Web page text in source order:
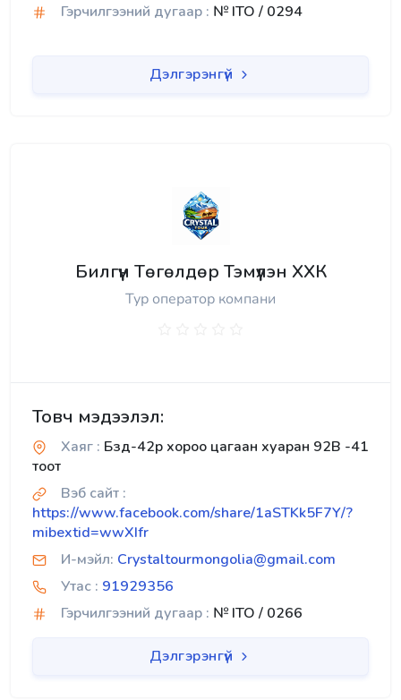
Гэрчилгээний дугаар : № ITO / 0294
Дэлгэрэнгүй
Билгүүн Төгөлдөр Тэмүүлэн ХХК
Тур оператор компани
Товч мэдээлэл:
Хаяг : Бзд-42р хороо цагаан хуаран 92В -41
тоот
Вэб сайт :
https://www.facebook.com/share/1aSTKk5F7Y/?
mibextid=wwXIfr
И-мэйл: Crystaltourmongolia@gmail.com
Утас : 91929356
Гэрчилгээний дугаар : № ITO / 0266
Дэлгэрэнгүй